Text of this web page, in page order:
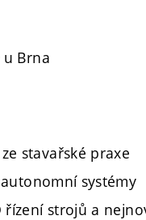
u Brna
stavařské praxe
systémy
řízení strojů a